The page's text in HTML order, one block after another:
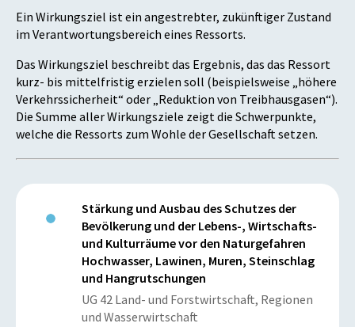
Ein Wirkungsziel ist ein angestrebter, zukünftiger Zustand
im Verantwortungsbereich eines Ressorts.
Das Wirkungsziel beschreibt das Ergebnis, das das Ressort
kurz- bis mittelfristig erzielen soll (beispielsweise „höhere
Verkehrssicherheit“ oder „Reduktion von Treibhausgasen“).
Die Summe aller Wirkungsziele zeigt die Schwerpunkte,
welche die Ressorts zum Wohle der Gesellschaft setzen.
Stärkung und Ausbau des Schutzes der
Bevölkerung und der Lebens-, Wirtschafts-
und Kulturräume vor den Naturgefahren
Hochwasser, Lawinen, Muren, Steinschlag
und Hangrutschungen
UG 42 Land- und Forstwirtschaft, Regionen
und Wasserwirtschaft